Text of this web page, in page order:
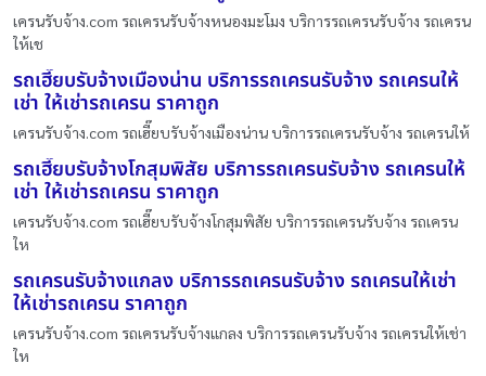
เครนรับจ้าง.com รถเครนรับจ้างหนองมะโมง บริการรถเครนรับจ้าง รถเครน
ให้เช
รถเฮี๊ยบรับจ้างเมืองน่าน บริการรถเครนรับจ้าง รถเครนให้
เช่า ให้เช่ารถเครน ราคาถูก
เครนรับจ้าง.com รถเฮี๊ยบรับจ้างเมืองน่าน บริการรถเครนรับจ้าง รถเครนให้
รถเฮี๊ยบรับจ้างโกสุมพิสัย บริการรถเครนรับจ้าง รถเครนให้
เช่า ให้เช่ารถเครน ราคาถูก
เครนรับจ้าง.com รถเฮี๊ยบรับจ้างโกสุมพิสัย บริการรถเครนรับจ้าง รถเครน
ให
รถเครนรับจ้างแกลง บริการรถเครนรับจ้าง รถเครนให้เช่า
ให้เช่ารถเครน ราคาถูก
เครนรับจ้าง.com รถเครนรับจ้างแกลง บริการรถเครนรับจ้าง รถเครนให้เช่า
ให